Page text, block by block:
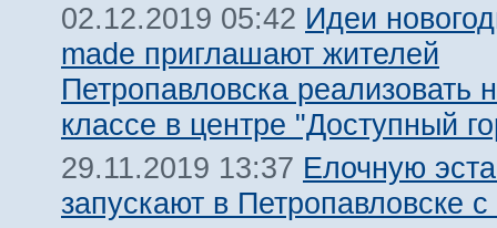
02.12.2019 05:42 Идеи
made приглашают жителей
Петропавловска реализовать
классе в центре "Доступный
29.11.2019 13:37 Елочную
запускают в Петропавловске